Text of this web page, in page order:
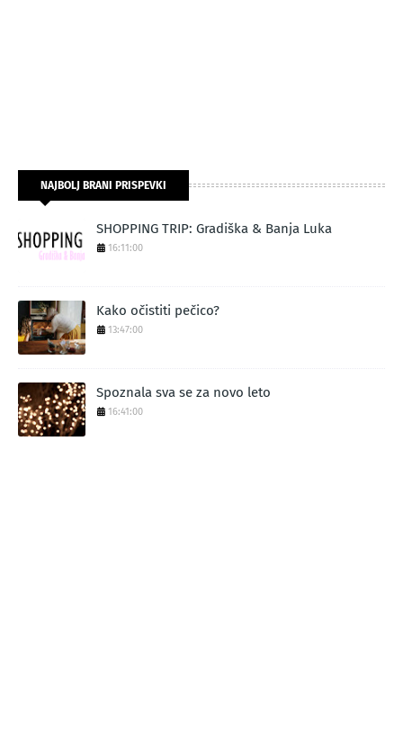
NAJBOLJ BRANI PRISPEVKI
SHOPPING TRIP: Gradiška & Banja Luka
16:11:00
Kako očistiti pečico?
13:47:00
Spoznala sva se za novo leto
16:41:00